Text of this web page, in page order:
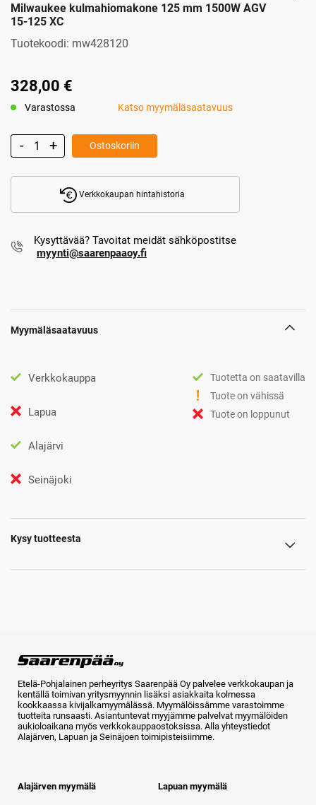
Milwaukee kulmahiomakone 125 mm 1500W AGV
15-125 XC
Tuotekoodi: mw428120
328,00 €
Varastossa Katso myymäläsaatavuus
Ostoskoriin
Verkkokaupan hintahistoria
Kysyttävää? Tavoitat meidät sähköpostitse
myynti@saarenpaaoy.fi
Myymäläsaatavuus
Verkkokauppa
Lapua
Alajärvi
Seinäjoki
Tuotetta on saatavilla
Tuote on vähissä
Tuote on loppunut
Kysy tuotteesta
Etelä-Pohjalainen perheyritys Saarenpää Oy palvelee verkkokaupan ja
kentällä toimivan yritysmyynnin lisäksi asiakkaita kolmessa
kookkaassa kivijalkamyymälässä. Myymälöissämme varastoimme
tuotteita runsaasti. Asiantuntevat myyjämme palvelvat myymälöiden
aukioloaikana myös verkkokauppaostoksissa. Alla yhteystiedot
Alajärven, Lapuan ja Seinäjoen toimipisteisiimme.
Alajärven myymälä Lapuan myymälä